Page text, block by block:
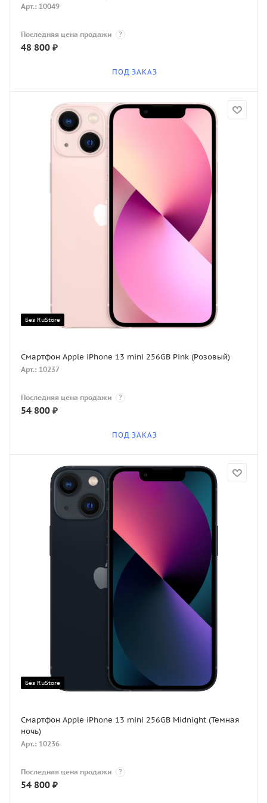
Арт.: 10049
Последняя цена продажи ?
48 800 ₽
ПОД ЗАКАЗ
Без RuStore
Смартфон Apple iPhone 13 mini 256GB Pink (Розовый)
Арт.: 10237
Последняя цена продажи ?
54 800 ₽
ПОД ЗАКАЗ
Без RuStore
Смартфон Apple iPhone 13 mini 256GB Midnight (Темная
ночь)
Арт.: 10236
Последняя цена продажи ?
54 800 ₽